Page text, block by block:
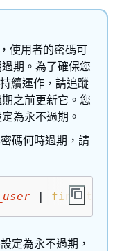
使用者的密碼可
期。為了確保您
續運作，請追蹤
之前更新它。您
為永不過期。
碼何時過期，請
| findstr
定為永不過期，